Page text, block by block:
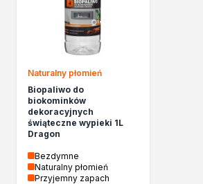
Naturalny płomień
Biopaliwo do
biokominków
dekoracyjnych
świąteczne wypieki 1L
Dragon
Bezdymne
Naturalny płomień
Przyjemny zapach